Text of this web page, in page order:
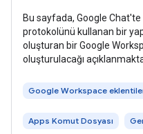
Bu sayfada, Google
protokolünü kullanan bir
oluşturan bir Google
oluşturulacağı
Google Workspace
Apps Komut Dosyası